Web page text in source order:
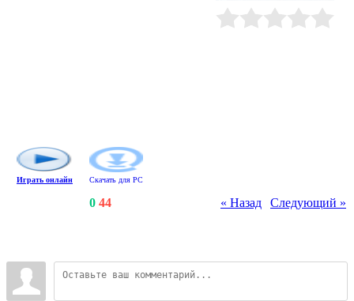
Играть онлайн Скачать для PC
« Назад Следующий »
0 44